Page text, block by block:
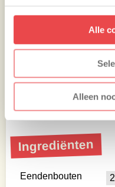
Alle
Alleen
Het vlees valt als
saus hebben hun
Eet smakelijk!
Paul & Claus
Ingrediënten
Eendenbouten
2